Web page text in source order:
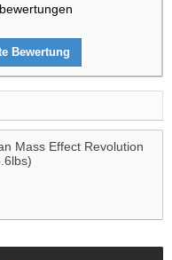
Bewertung
Mass Effect Revolution